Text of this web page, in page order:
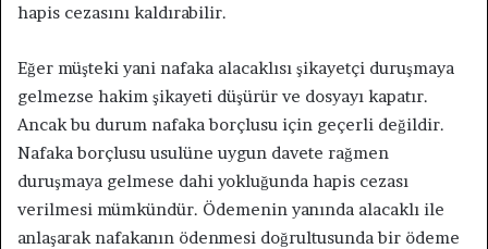
hapis cezasını kaldırabilir.
Eğer müşteki yani nafaka alacaklısı şikayetçi duruşmaya
gelmezse hakim şikayeti düşürür ve dosyayı kapatır.
Ancak bu durum nafaka borçlusu için geçerli değildir.
Nafaka borçlusu usulüne uygun davete rağmen
duruşmaya gelmese dahi yokluğunda hapis cezası
verilmesi mümkündür. Ödemenin yanında alacaklı ile
anlaşarak nafakanın ödenmesi doğrultusunda bir ödeme